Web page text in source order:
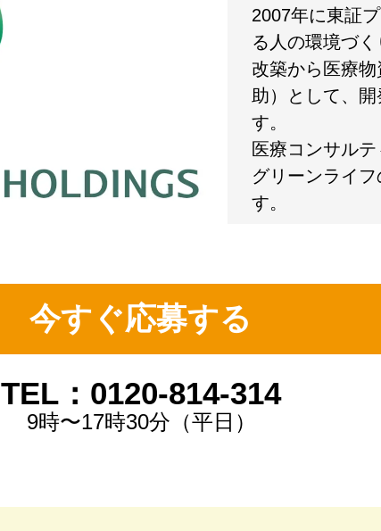
2007年に東証
る人の環境づ
改築から医療
助）として、
す。
医療コンサル
グリーンライ
す。
今すぐ応募する
TEL：0120-814-314
9時〜17時30分（平日）